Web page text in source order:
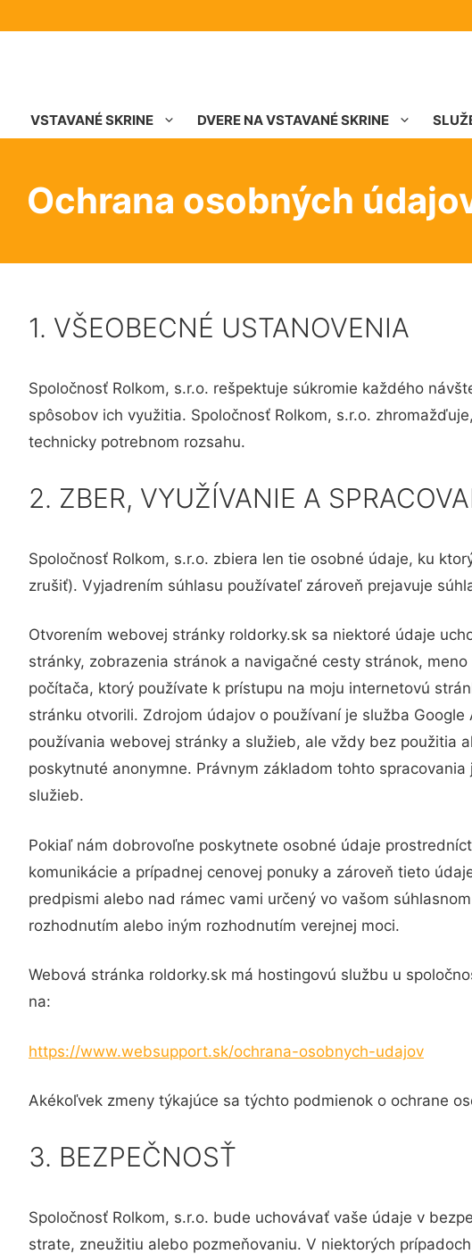
VSTAVANÉ SKRINE DVERE NA VSTAVANÉ SKRINE
Ochrana osobných
1. VŠEOBECNÉ USTANOVENIA
Spoločnosť Rolkom, s.r.o. rešpektuje súkromie každého
spôsobov ich využitia. Spoločnosť Rolkom, s.r.o.
technicky potrebnom rozsahu.
2. ZBER, VYUŽÍVANIE A
Spoločnosť Rolkom, s.r.o. zbiera len tie osobné údaje, ku
zrušiť). Vyjadrením súhlasu používateľ zároveň prejavuje
Otvorením webovej stránky roldorky.sk sa niektoré údaje
stránky, zobrazenia stránok a navigačné cesty stránok,
počítača, ktorý používate k prístupu na moju internetovú
stránku otvorili. Zdrojom údajov o používaní je služba
používania webovej stránky a služieb, ale vždy bez použitia
poskytnuté anonymne. Právnym základom tohto
služieb.
Pokiaľ nám dobrovoľne poskytnete osobné údaje
komunikácie a prípadnej cenovej ponuky a zároveň tieto
predpismi alebo nad rámec vami určený vo vašom
rozhodnutím alebo iným rozhodnutím verejnej moci.
Webová stránka roldorky.sk má hostingovú službu u
na:
https://www.websupport.sk/ochrana-osobnych-udajov
Akékoľvek zmeny týkajúce sa týchto podmienok o ochrane
3. BEZPEČNOSŤ
Spoločnosť Rolkom, s.r.o. bude uchovávať vaše údaje v
strate, zneužitiu alebo pozmeňovaniu. V niektorých